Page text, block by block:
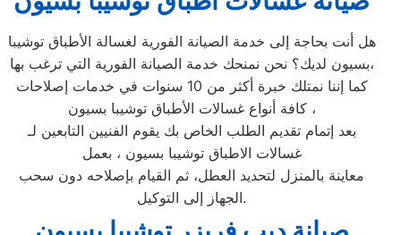
هل أنت بحاجة إلى خدمة الصيانة الفورية لغسالة الأطباق توشيبا
بسيون لديك؟ نحن نمنحك خدمة الصيانة الفورية التي ترغب بها،
كما إننا نمتلك خبرة أكثر من 10 سنوات في خدمات إصلاحات
كافة أنواع غسالات الأطباق توشيبا بسيون ،
بعد إتمام تقديم الطلب الخاص بك يقوم الفنيين التابعين لـ
غسالات الاطباق توشيبا بسيون ، بعمل
معاينة بالمنزل لتحديد العطل، ثم القيام بإصلاحه دون سحب
الجهاز إلى التوكيل.